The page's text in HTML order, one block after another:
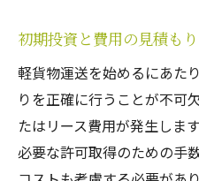
初期投資と費用の見積もり
軽貨物運送を始めるにあた
りを正確に行うことが不可
たはリース費用が発生しま
必要な許可取得のための手